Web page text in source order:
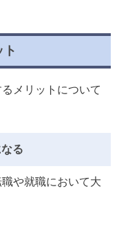
メリットについて
る
や就職において大